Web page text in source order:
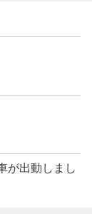
が出動しまし